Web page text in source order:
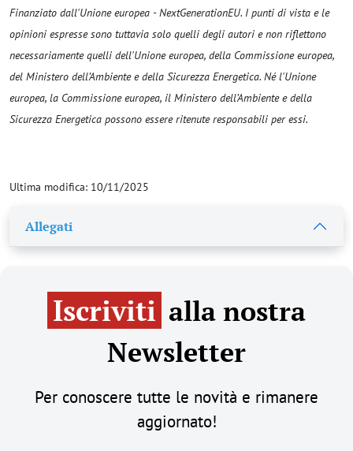
Finanziato dall'Unione europea - NextGenerationEU. I punti di vista e le
opinioni espresse sono tuttavia solo quelli degli autori e non riflettono
necessariamente quelli dell'Unione europea, della Commissione europea,
del Ministero dell’Ambiente e della Sicurezza Energetica. Né l'Unione
europea, la Commissione europea, il Ministero dell’Ambiente e della
Sicurezza Energetica possono essere ritenute responsabili per essi.
Ultima modifica: 10/11/2025
Allegati
Iscriviti alla nostra
Newsletter
Per conoscere tutte le novità e rimanere
aggiornato!